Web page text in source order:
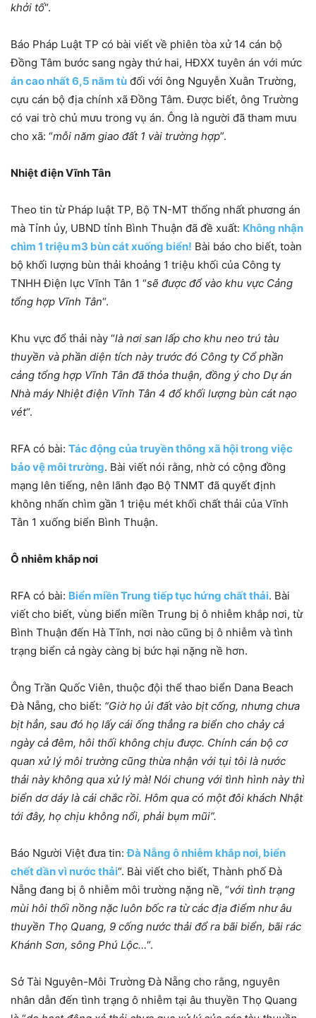
khởi tố“.
Báo Pháp Luật TP có bài viết về phiên tòa xử 14 cán bộ
Đồng Tâm bước sang ngày thứ hai, HĐXX tuyên án với mức
án cao nhất 6,5 năm tù đối với ông Nguyễn Xuân Trường,
cựu cán bộ địa chính xã Đồng Tâm. Được biết, ông Trường
có vai trò chủ mưu trong vụ án. Ông là người đã tham mưu
cho xã: “mỗi năm giao đất 1 vài trường hợp”.
Nhiệt điện Vĩnh Tân
Theo tin từ Pháp luật TP, Bộ TN-MT thống nhất phương án
mà Tỉnh ủy, UBND tỉnh Bình Thuận đã đề xuất: Không nhận
chìm 1 triệu m3 bùn cát xuống biển! Bài báo cho biết, toàn
bộ khối lượng bùn thải khoảng 1 triệu khối của Công ty
TNHH Điện lực Vĩnh Tân 1 “sẽ được đổ vào khu vực Cảng
tổng hợp Vĩnh Tân“.
Khu vực đổ thải này “là nơi san lấp cho khu neo trú tàu
thuyền và phần diện tích này trước đó Công ty Cổ phần
cảng tổng hợp Vĩnh Tân đã thỏa thuận, đồng ý cho Dự án
Nhà máy Nhiệt điện Vĩnh Tân 4 đổ khối lượng bùn cát nạo
vét“.
RFA có bài: Tác động của truyền thông xã hội trong việc
bảo vệ môi trường. Bài viết nói rằng, nhờ có cộng đồng
mạng lên tiếng, nên lãnh đạo Bộ TNMT đã quyết định
không nhấn chìm gần 1 triệu mét khối chất thải của Vĩnh
Tân 1 xuống biển Bình Thuận.
Ô nhiễm khắp nơi
RFA có bài: Biển miền Trung tiếp tục hứng chất thải. Bài
viết cho biết, vùng biển miền Trung bị ô nhiễm khắp nơi, từ
Bình Thuận đến Hà Tĩnh, nơi nào cũng bị ô nhiễm và tình
trạng biển cả ngày càng bị bức hại nặng nề hơn.
Ông Trần Quốc Viên, thuộc đội thể thao biển Dana Beach
Đà Nẵng, cho biết: “Giờ họ ủi đất vào bịt cống, nhưng chưa
bịt hẳn, sau đó họ lấy cái ống thẳng ra biển cho chảy cả
ngày cả đêm, hôi thối không chịu được. Chính cán bộ cơ
quan xử lý môi trường cũng thừa nhận với tụi tôi là nước
thải này không qua xử lý mà! Nói chung với tình hình này thì
biển dơ dáy là cái chắc rồi. Hôm qua có một đôi khách Nhật
tới đây, họ chịu không nổi, phải bụm mũi”.
Báo Người Việt đưa tin:Ðà Nẵng ô nhiễm khắp nơi, biển
chết dần vì nước thải“. Bài viết cho biết, Thành phố Ðà
Nẵng đang bị ô nhiễm môi trường nặng nề, “với tình trạng
mùi hôi thối nồng nặc luôn bốc ra từ các địa điểm như âu
thuyền Thọ Quang, 9 cống nước thải đổ ra bãi biển, bãi rác
Khánh Sơn, sông Phú Lộc…“.
Sở Tài Nguyên-Môi Trường Ðà Nẵng cho rằng, nguyên
nhân dẫn đến tình trạng ô nhiễm tại âu thuyền Thọ Quang